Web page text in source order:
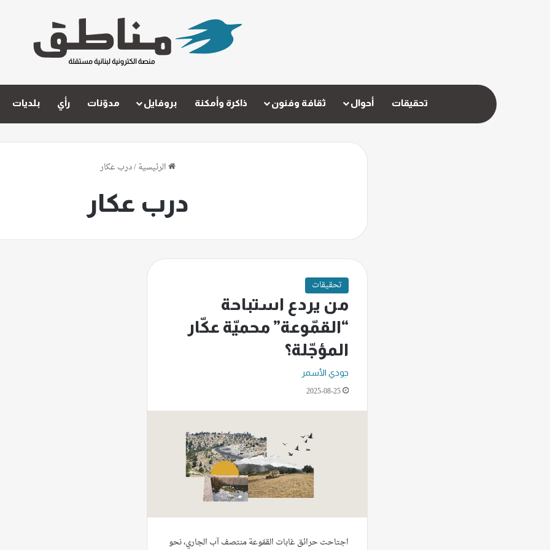
تحقيقات أحوال ثقافة وفنون ذاكرة وأمكنة بروفايل مدوّنات رأي بلديات
الرئيسية/درب عكار
درب عكار
تحقيقات
من يردع استباحة
“القمّوعة” محميّة عكّار
المؤجّلة؟
جودي الأسمر
2025-08-25
اجتاحت حرائق غابات القمّوعة منتصف آب الجاري، نحو